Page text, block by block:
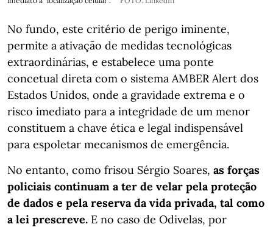
No fundo, este critério de perigo iminente,
permite a ativação de medidas tecnológicas
extraordinárias, e estabelece uma ponte
concetual direta com o sistema AMBER Alert dos
Estados Unidos, onde a gravidade extrema e o
risco imediato para a integridade de um menor
constituem a chave ética e legal indispensável
para espoletar mecanismos de emergência.
No entanto, como frisou Sérgio Soares, as forças
policiais continuam a ter de velar pela proteção
de dados e pela reserva da vida privada, tal como
a lei prescreve. E no caso de Odivelas, por